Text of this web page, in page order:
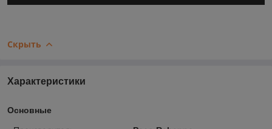
Скрыть
Характеристики
Основные